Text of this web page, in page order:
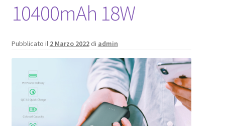
10400mAh 18W
Pubblicato il 2 Marzo 2022 di admin